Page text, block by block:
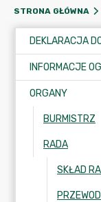
STRONA GŁÓWNA
INFORMACJE
ORGANY
BURMISTRZ
RADA
SKŁAD